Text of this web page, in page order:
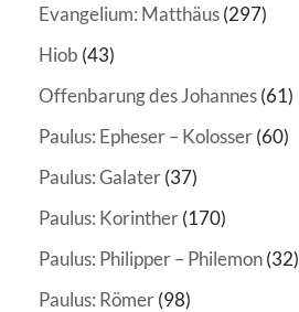
Evangelium: Matthäus(297)
Hiob (43)
Offenbarung des Johannes(61)
Paulus: Epheser – Kolosser(60)
Paulus: Galater(37)
Paulus: Korinther(170)
Paulus: Philipper – Philemon(32)
Paulus: Römer(98)